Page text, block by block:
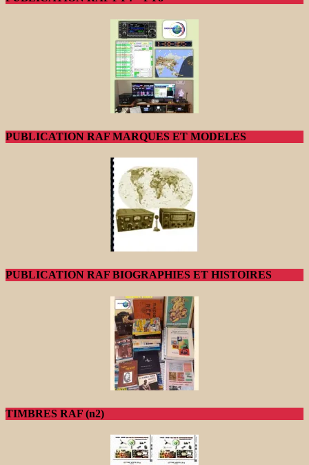
PUBLICATION RAF MARQUES ET MODELES
PUBLICATION RAF BIOGRAPHIES ET HISTOIRES
TIMBRES RAF (n2)